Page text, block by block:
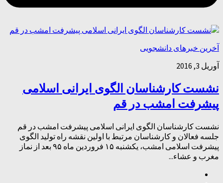
آخرین خبرهای دانشجویی
آوریل 3, 2016
نشست کارشناسان الگوی ایرانی اسلامی
پیشرفت امشب در قم
نشست کارشناسان الگوی ایرانی اسلامی پیشرفت امشب در قم
جلسه فعالان و کارشناسان مرتبط با اولین نقشه راه تولید الگوی
پیشرفت اسلامی امشب، یکشنبه ۱۵ فروردین ماه ۹۵ بعد از نماز
مغرب و عشاء...